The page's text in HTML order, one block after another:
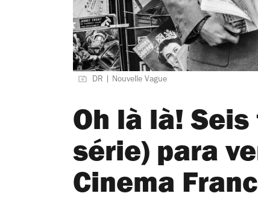
DR | Nouvelle Vague
Oh là là!
série) para
Cinema